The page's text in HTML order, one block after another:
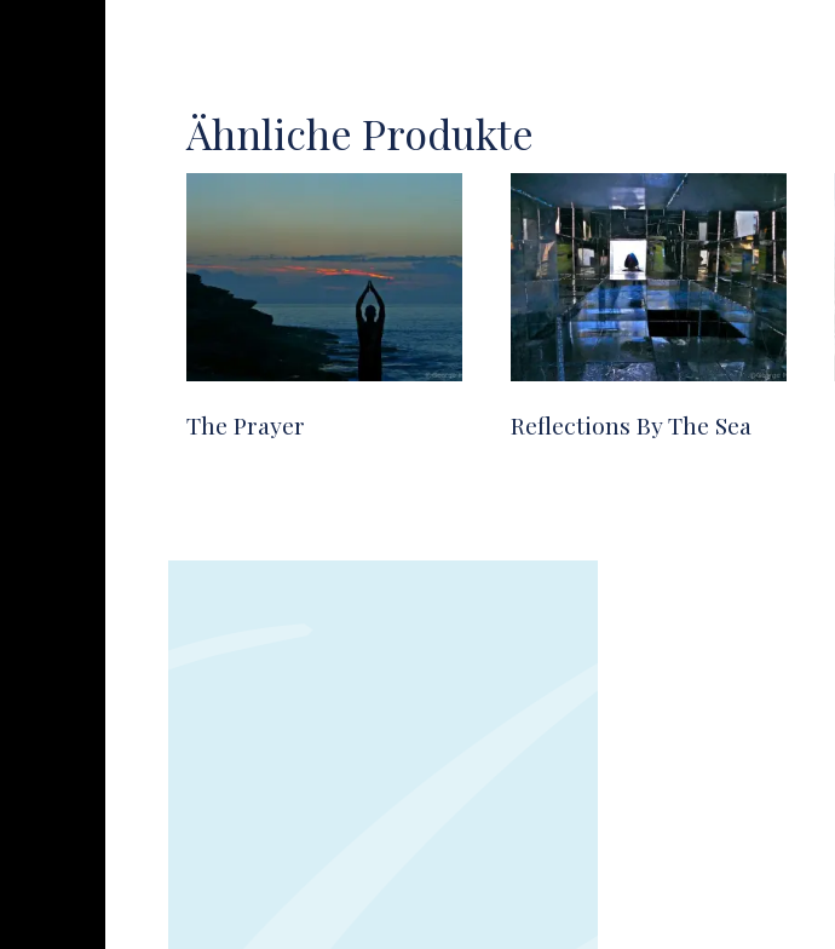
Ähnliche Produkte
The Prayer Reflections By The Sea